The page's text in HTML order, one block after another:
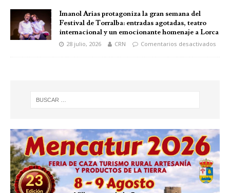
Imanol Arias protagoniza la gran semana del
Festival de Torralba: entradas agotadas, teatro
internacional y un emocionante homenaje a Lorca
28 julio, 2026 CRN Comentarios desactivados